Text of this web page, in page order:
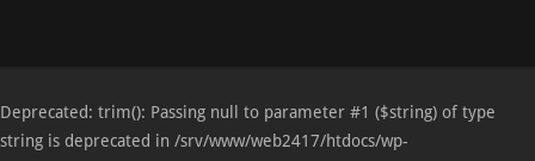
Deprecated: trim(): Passing null to parameter #1 ($string) of type
string is deprecated in /srv/www/web2417/htdocs/wp-